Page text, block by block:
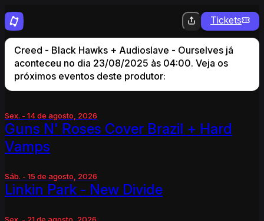
Tickets
Creed - Black Hawks + Audioslave - Ourselves já
aconteceu no dia 23/08/2025 às 04:00. Veja os
próximos eventos deste produtor:
Sex. - 14 de agosto, 2026
Guns N' Roses Cover Brazil + Hard
Vamps
Sáb. - 15 de agosto, 2026
Linkin Park - New Divide